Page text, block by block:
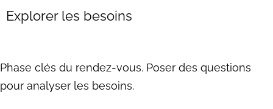
Explorer les besoins
Phase clés du rendez-vous. Poser des questions
pour analyser les besoins.